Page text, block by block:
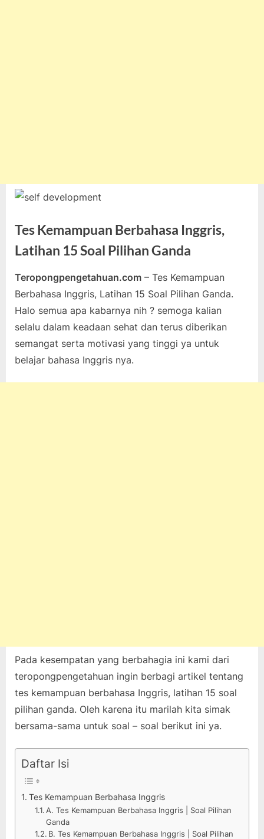
Tes Kemampuan Berbahasa Inggris,
Latihan 15 Soal Pilihan Ganda
Posted
on
23,
2023
komentarpada
Tes
Kemampuan
Berbahasa
15
Teropongpengetahuan.com – Tes Kemampuan
Berbahasa Inggris, Latihan 15 Soal Pilihan Ganda.
Halo semua apa kabarnya nih ? semoga kalian
selalu dalam keadaan sehat dan terus diberikan
semangat serta motivasi yang tinggi ya untuk
belajar bahasa Inggris nya.
Pada kesempatan yang berbahagia ini kami dari
teropongpengetahuan ingin berbagi artikel tentang
tes kemampuan berbahasa Inggris, latihan 15 soal
pilihan ganda. Oleh karena itu marilah kita simak
bersama-sama untuk soal – soal berikut ini ya.
Daftar Isi
Tes Kemampuan Berbahasa Inggris
A. Tes Kemampuan Berbahasa Inggris | Soal Pilihan
Ganda
B. Tes Kemampuan Berbahasa Inggris | Soal Pilihan